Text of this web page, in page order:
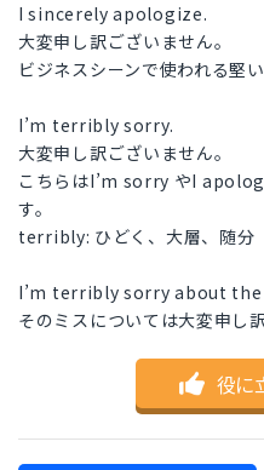
I sincerely apologize.
大変申し訳ございません。
ビジネスシーンで使われる堅
I’m terribly sorry.
大変申し訳ございません。
こちらはI’m sorry やI
す。
terribly: ひどく、大層、随分
I’m terribly sorry about
そのミスについては大変申し
役に